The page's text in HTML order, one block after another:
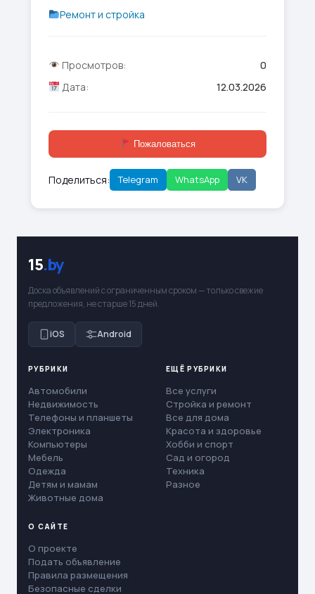
Ремонт и стройка
Просмотров:
0
Дата:
12.03.2026
Пожаловаться
Поделиться: Telegram WhatsApp VK
15.by
Доска объявлений с ограниченным сроком — только свежие
предложения, не старше 15 дней.
iOS Android
РУБРИКИ
Автомобили
Недвижимость
Телефоны и планшеты
Электроника
Компьютеры
Мебель
Одежда
Детям и мамам
Животные дома
ЕЩЁ РУБРИКИ
Все услуги
Стройка и ремонт
Все для дома
Красота и здоровье
Хобби и спорт
Сад и огород
Техника
Разное
О САЙТЕ
О проекте
Подать объявление
Правила размещения
Безопасные сделки